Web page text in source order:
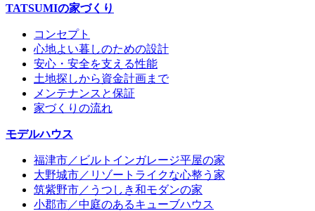
TATSUMIの家づくり
コンセプト
心地よい暮しのための設計
安心・安全を支える性能
土地探しから資金計画まで
メンテナンスと保証
家づくりの流れ
モデルハウス
福津市／ビルトインガレージ平屋の家
大野城市／リゾートライクな心整う家
筑紫野市／うつしき和モダンの家
小郡市／中庭のあるキューブハウス